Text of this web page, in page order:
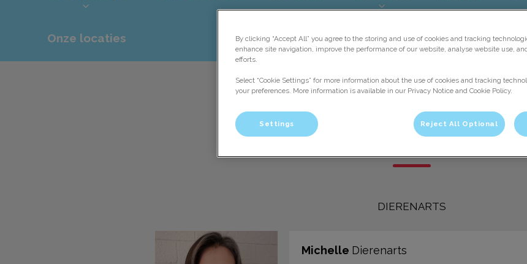
Onze locaties
Michelle
DIERENARTS
Michelle Dierenarts
By clicking “Accept All” you agree to the storing and use of cookies and tracking
enhance site navigation, improve the performance of our website, analyse website use,
efforts.
Select “Cookie Settings” for more information about the use of cookies and tracking
your preferences. More information is available in our Privacy Notice and Cookie Policy.
Settings Reject All Optional